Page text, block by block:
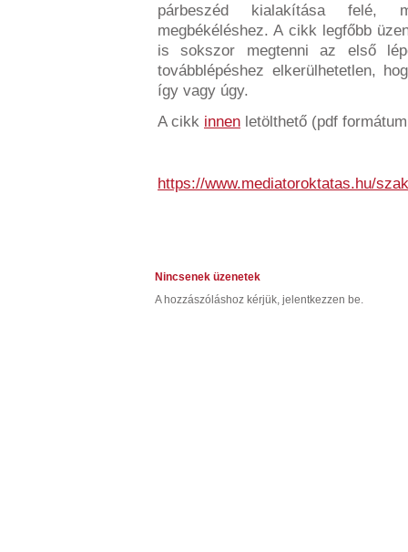
párbeszéd kialakítása felé,
megbékéléshez. A cikk legfőbb
is sokszor megtenni az első
továbblépéshez elkerülhetetlen,
így vagy úgy.
A cikk innen letölthető (pdf
https://www.mediatoroktatas.hu/
Nincsenek üzenetek
A hozzászóláshoz kérjük, jelentkezzen be.